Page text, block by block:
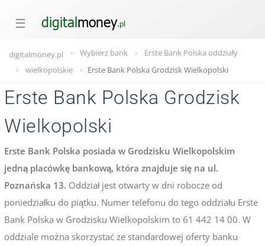
☰
digitalmoney.pl Wybierz bank
Erste Bank Polska oddziały
wielkopolskie
Erste Bank Polska Grodzisk Wielkopolski
Erste Bank Polska Grodzisk
Wielkopolski
Erste Bank Polska posiada w Grodzisku Wielkopolskim
jedną placówkę bankową, która znajduje się na ul.
Poznańska 13. Oddział jest otwarty w dni robocze od
poniedziałku do piątku. Numer telefonu do tego oddziału Erste
Bank Polska w Grodzisku Wielkopolskim to 61 442 14 00. W
oddziale można skorzystać ze standardowej oferty banku